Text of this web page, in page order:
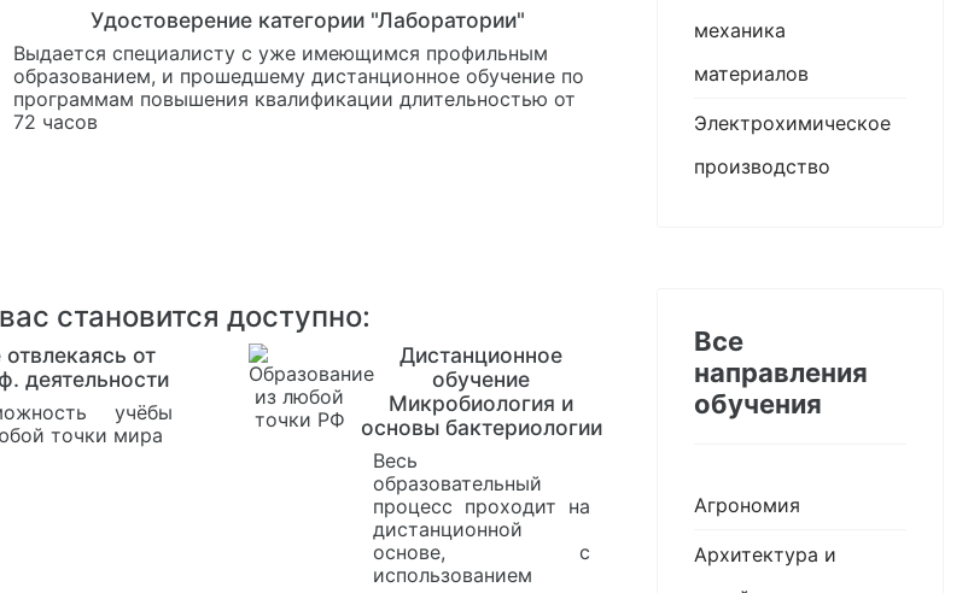
Удостоверение категории "Лаборатории"
Выдается специалисту с уже имеющимся профильным
образованием, и прошедшему дистанционное обучение по
программам повышения квалификации длительностью от
72 часов
становится доступно:
отвлекаясь от
деятельности
учёбы
точки мира
Дистанционное
обучение
Микробиология и
основы бактериологии
Весь
образовательный
процесс проходит на
дистанционной
основе, с
использованием
механика
материалов
Электрохимическое
производство
Все
направления
обучения
Агрономия
Архитектура и